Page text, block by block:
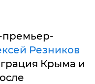
премьер-
Резников
Крыма и